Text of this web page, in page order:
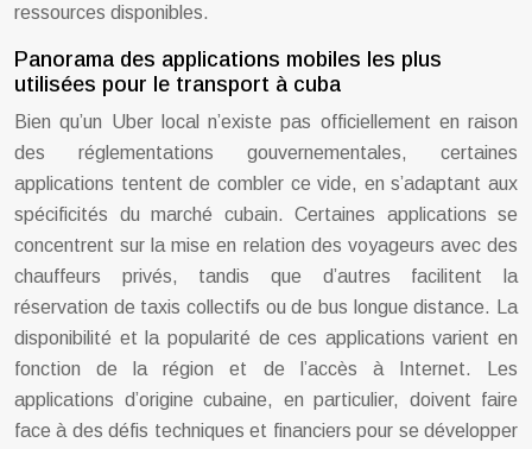
ressources disponibles.
Panorama des applications mobiles les plus
utilisées pour le transport à cuba
Bien qu’un Uber local n’existe pas officiellement en raison
des réglementations gouvernementales, certaines
applications tentent de combler ce vide, en s’adaptant aux
spécificités du marché cubain. Certaines applications se
concentrent sur la mise en relation des voyageurs avec des
chauffeurs privés, tandis que d’autres facilitent la
réservation de taxis collectifs ou de bus longue distance. La
disponibilité et la popularité de ces applications varient en
fonction de la région et de l’accès à Internet. Les
applications d’origine cubaine, en particulier, doivent faire
face à des défis techniques et financiers pour se développer